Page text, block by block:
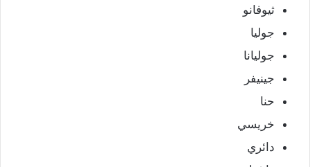
ثيوفانو
جوليا
جوليانا
جينيفر
حنا
خريسي
دائري